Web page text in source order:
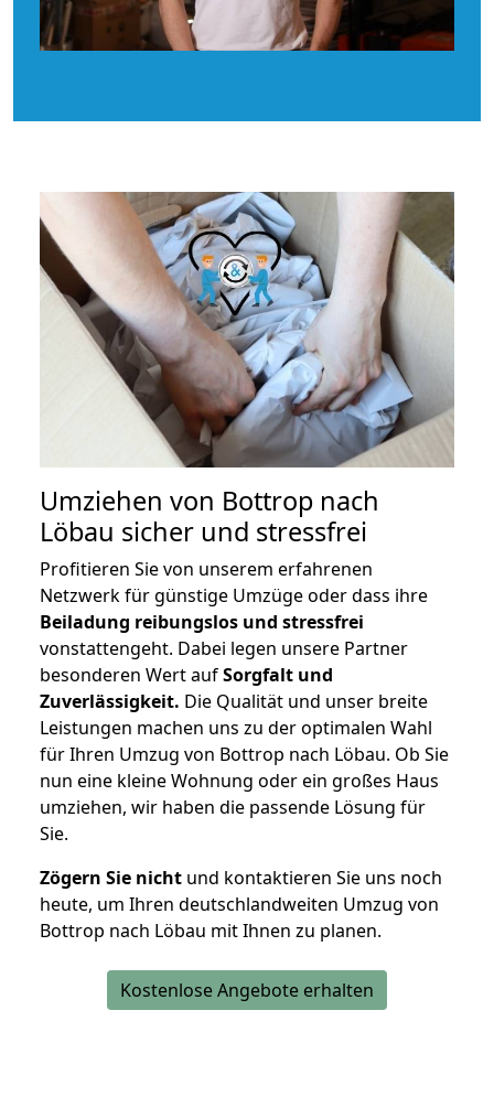
Umziehen von Bottrop nach
Löbau sicher und stressfrei
Profitieren Sie von unserem erfahrenen
Netzwerk für günstige Umzüge oder dass ihre
Beiladung reibungslos und stressfrei
vonstattengeht. Dabei legen unsere Partner
besonderen Wert aufSorgfalt und
Zuverlässigkeit. Die Qualität und unser breite
Leistungen machen uns zu der optimalen Wahl
für Ihren Umzug von Bottrop nach Löbau. Ob Sie
nun eine kleine Wohnung oder ein großes Haus
umziehen, wir haben die passende Lösung für
Sie.
Zögern Sie nicht und kontaktieren Sie uns noch
heute, um Ihren deutschlandweiten Umzug von
Bottrop nach Löbau mit Ihnen zu planen.
Kostenlose Angebote erhalten